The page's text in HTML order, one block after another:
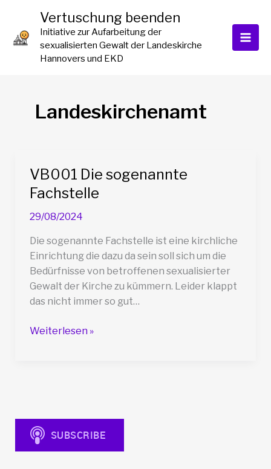
springen
Vertuschung beenden
Initiative zur Aufarbeitung der
sexualisierten Gewalt der Landeskirche
Hannovers und EKD
Landeskirchenamt
VB001 Die sogenannte
Fachstelle
29/08/2024
Die sogenannte Fachstelle ist eine kirchliche
Einrichtung die dazu da sein soll sich um die
Bedürfnisse von betroffenen sexualisierter
Gewalt der Kirche zu kümmern. Leider klappt
das nicht immer so gut…
VB001
Weiterlesen »